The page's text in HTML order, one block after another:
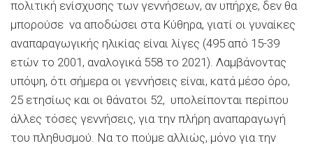
πολιτική ενίσχυσης των γεννήσεων, αν υπήρχε, δεν θα
μπορούσε να αποδώσει στα Κύθηρα, γιατί οι γυναίκες
αναπαραγωγικής ηλικίας είναι λίγες (495 από 15-39
ετών το 2001, αναλογικά 558 το 2021). Λαμβάνοντας
υπόψη, ότι σήμερα οι γεννήσεις είναι, κατά μέσο όρο,
25 ετησίως και οι θάνατοι 52, υπολείπονται περίπου
άλλες τόσες γεννήσεις, για την πλήρη αναπαραγωγή
του πληθυσμού. Να το πούμε αλλιώς, μόνο για την